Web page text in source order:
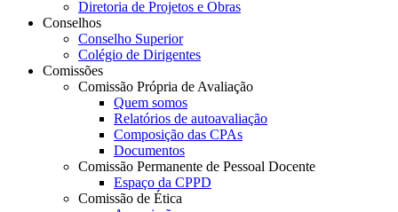
Diretoria de Projetos e Obras
Conselhos
Conselho Superior
Colégio de Dirigentes
Comissões
Comissão Própria de Avaliação
Quem somos
Relatórios de autoavaliação
Composição das CPAs
Documentos
Comissão Permanente de Pessoal Docente
Espaço da CPPD
Comissão de Ética